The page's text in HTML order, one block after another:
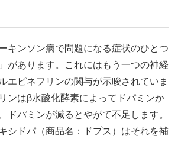
キンソン病で問題になる症状のひとつ
があります。これにはもう一つの神経
エピネフリンの関与が示唆されていま
ンはβ水酸化酵素によってドパミンか
ドパミンが減るとやがて不足します。
シドパ（商品名：ドプス）はそれを補